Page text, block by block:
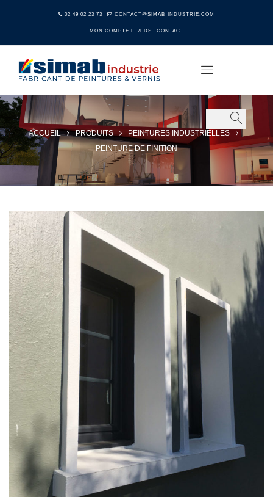
02 49 02 23 73 CONTACT@SIMAB-INDUSTRIE.COM
MON COMPTE FT/FDS CONTACT
ACCUEIL PRODUITS
PEINTURES INDUSTRIELLES
PEINTURE DE FINITION